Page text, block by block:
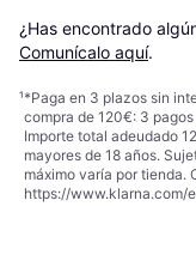
¿Has encontrado
Comunícalo aquí.
¹*Paga en 3 plazos sin
compra de 120€: 3
Importe total adeudado
mayores de 18 años.
máximo varía por tienda.
https://www.klarna.com/